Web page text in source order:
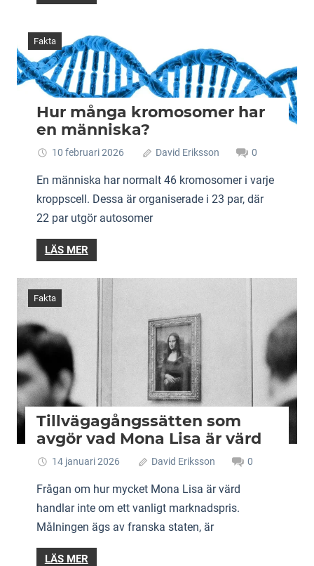
Fakta
Hur många kromosomer har
en människa?
10 februari 2026 David Eriksson 0
En människa har normalt 46 kromosomer i varje
kroppscell. Dessa är organiserade i 23 par, där
22 par utgör autosomer
LÄS MER
Fakta
Tillvägagångssätten som
avgör vad Mona Lisa är värd
14 januari 2026 David Eriksson 0
Frågan om hur mycket Mona Lisa är värd
handlar inte om ett vanligt marknadspris.
Målningen ägs av franska staten, är
LÄS MER